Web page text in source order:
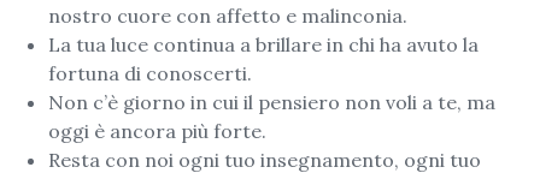
nostro cuore con affetto e malinconia.
La tua luce continua a brillare in chi ha avuto la
fortuna di conoscerti.
Non c’è giorno in cui il pensiero non voli a te, ma
oggi è ancora più forte.
Resta con noi ogni tuo insegnamento, ogni tuo